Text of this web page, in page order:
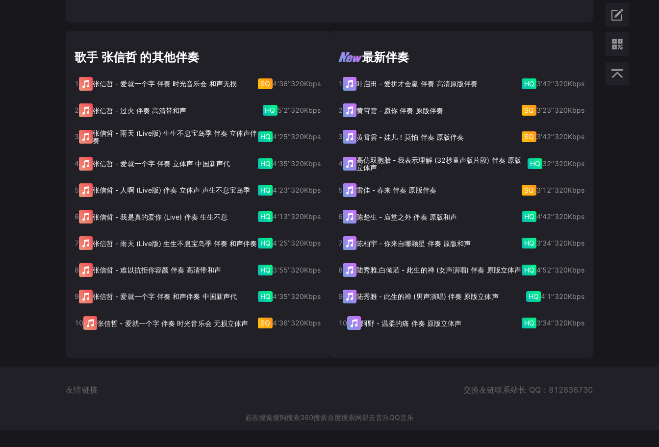
歌手 张信哲 的其他伴奏
1 张信哲 -爱就一个字 伴奏 时光音乐会 和声无损 SQ 4‘36’‘320Kbps
2 张信哲 -过火 伴奏 高清带和声 HQ 5‘2’‘320Kbps
3 张信哲 -雨天 (Live版) 生生不息宝岛季 伴奏 立体声伴
奏
HQ 4‘25’‘320Kbps
4 张信哲 -爱就一个字 伴奏 立体声 中国新声代 HQ 4‘35’‘320Kbps
5 张信哲 - 人啊 (Live版) 伴奏 立体声 声生不息宝岛季 HQ 4‘23’‘320Kbps
6 张信哲 -我是真的爱你 (Live) 伴奏 生生不息 HQ 4‘13’‘320Kbps
7 张信哲 -雨天 (Live版) 生生不息宝岛季 伴奏 和声伴奏 HQ 4‘25’‘320Kbps
8 张信哲 -难以抗拒你容颜 伴奏 高清带和声 HQ 3‘55’‘320Kbps
9 张信哲 -爱就一个字 伴奏 和声伴奏 中国新声代 HQ 4‘35’‘320Kbps
10 张信哲 - 爱就一个字 伴奏 时光音乐会 无损立体声 SQ 4‘36’‘320Kbps
最新伴奏
1 叶启田 -爱拼才会赢 伴奏 高清原版伴奏 HQ 3‘42’‘320Kbps
2 黄霄雲- 愿你 伴奏 原版伴奏 SQ 3‘23’‘320Kbps
3 黄霄雲-娃儿！莫怕 伴奏 原版伴奏 SQ 3‘42’‘320Kbps
4 高仿双胞胎 -我表示理解 (32秒童声版片段) 伴奏 原版
立体声
HQ 32’‘320Kbps
5 雷佳- 春来 伴奏 原版伴奏 SQ 3‘12’‘320Kbps
6 陈楚生 - 庙堂之外 伴奏 原版和声 HQ 4‘42’‘320Kbps
7 陈柏宇-你来自哪颗星 伴奏 原版和声 HQ 3‘34’‘320Kbps
8 陆秀雅,白倾若 - 此生的禅 (女声演唱) 伴奏 原版立体声 HQ 4‘52’‘320Kbps
9 陆秀雅- 此生的禅 (男声演唱) 伴奏 原版立体声 HQ 4‘1’‘320Kbps
10 阿野-温柔的痛 伴奏 原版立体声 HQ 3‘34’‘320Kbps
友情链接 交换友链联系站长 QQ：812836730
必应搜索搜狗搜索360搜索百度搜索网易云音乐QQ音乐